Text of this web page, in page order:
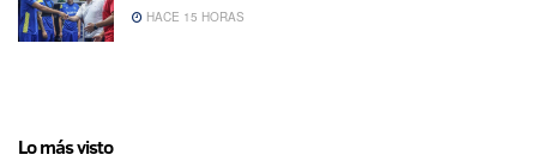
HACE 15 HORAS
Lo más visto